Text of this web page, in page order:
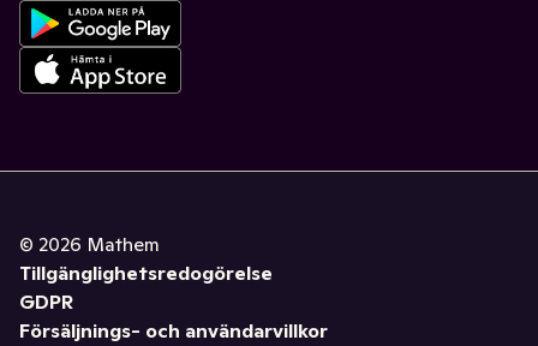
© 2026 Mathem
Tillgänglighetsredogörelse
GDPR
Försäljnings- och användarvillkor